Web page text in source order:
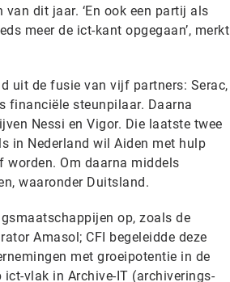
dit jaar. ‘En ook een partij als
meer de ict-kant opgegaan’, merkt
uit de fusie van vijf partners: Serac,
financiële steunpilaar. Daarna
Nessi en Vigor. Die laatste twee
in Nederland wil Aiden met hulp
worden. Om daarna middels
waaronder Duitsland.
op, zoals de
Amasol; CFI begeleidde deze
met groeipotentie in de
ict-vlak in Archive-IT (archiverings-